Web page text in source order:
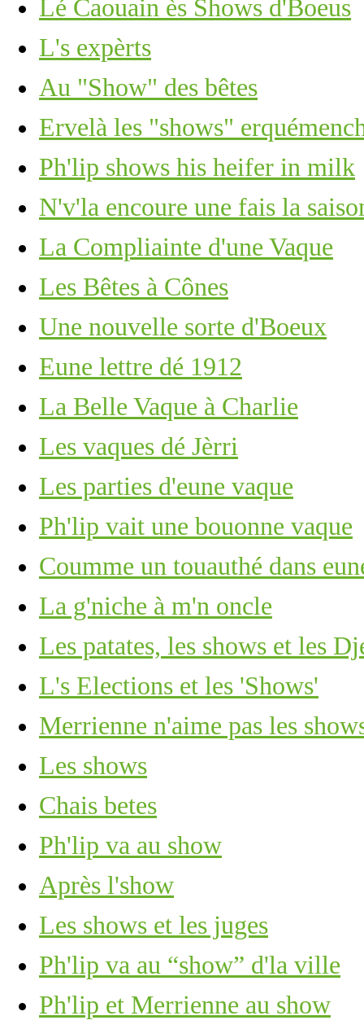
Lé Caouain ès Shows d'Boeus
L's expèrts
Au "Show" des bêtes
Ervelà les "shows"
Ph'lip shows his heifer in milk
N'v'la encoure une fais la
La Compliainte d'une Vaque
Les Bêtes à Cônes
Une nouvelle sorte d'Boeux
Eune lettre dé 1912
La Belle Vaque à Charlie
Les vaques dé Jèrri
Les parties d'eune vaque
Ph'lip vait une bouonne vaque
Coumme un touauthé dans
La g'niche à m'n oncle
Les patates, les shows et les
L's Elections et les 'Shows'
Merrienne n'aime pas les
Les shows
Chais betes
Ph'lip va au show
Après l'show
Les shows et les juges
Ph'lip va au “show” d'la ville
Ph'lip et Merrienne au show